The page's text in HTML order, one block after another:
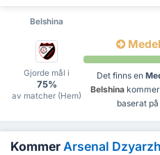
Belshina
Gjorde mål i
75%
av matcher (Hem)
Det finns en
Belshinakommer
baserat
Kommer Arsenal